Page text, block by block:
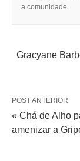
a comunidade.
Gracyane
POST ANTERIOR
« Chá de Alho
amenizar a